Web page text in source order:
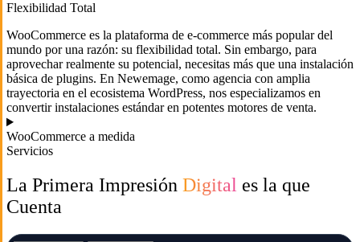
Flexibilidad Total
WooCommerce es la plataforma de e-commerce más popular del
mundo por una razón: su flexibilidad total. Sin embargo, para
aprovechar realmente su potencial, necesitas más que una instalación
básica de plugins. En Newemage, como agencia con amplia
trayectoria en el ecosistema WordPress, nos especializamos en
convertir instalaciones estándar en potentes motores de venta.
WooCommerce a medida
Servicios
La Primera Impresión Digital es la que
Cuenta